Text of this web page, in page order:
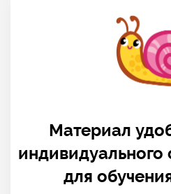
Материал
индивидуального
для